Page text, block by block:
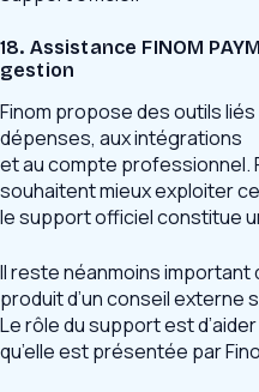
18. Assistance FINOM
gestion
Finom propose des outils
dépenses, aux intégrations
et au compte professionnel.
souhaitent mieux exploiter
le support officiel constitue
Il reste néanmoins important
produit d’un conseil externe
Le rôle du support est
qu’elle est présentée par